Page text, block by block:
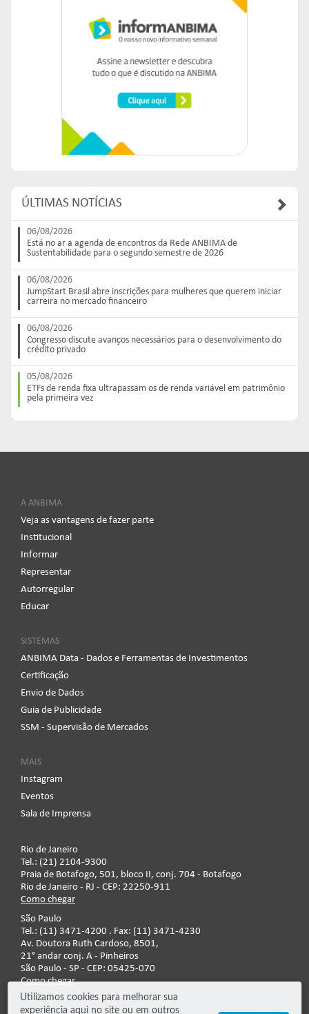
Utilizamos cookies para melhorar sua
experiência aqui no site ou em outros
ÚLTIMAS NOTÍCIAS
06/08/2026
Está no ar a agenda de encontros da Rede ANBIMA de
Sustentabilidade para o segundo semestre de 2026
06/08/2026
JumpStart Brasil abre inscrições para mulheres que querem iniciar
carreira no mercado financeiro
06/08/2026
Congresso discute avanços necessários para o desenvolvimento do
crédito privado
05/08/2026
ETFs de renda fixa ultrapassam os de renda variável em patrimônio
pela primeira vez
A ANBIMA
Veja as vantagens de fazer parte
Institucional
Informar
Representar
Autorregular
Educar
SISTEMAS
ANBIMA Data - Dados e Ferramentas de Investimentos
Certificação
Envio de Dados
Guia de Publicidade
SSM - Supervisão de Mercados
MAIS
Instagram
Eventos
Sala de Imprensa
Rio de Janeiro
Tel.: (21) 2104-9300
Praia de Botafogo, 501, bloco II, conj. 704 - Botafogo
Rio de Janeiro - RJ - CEP: 22250-911
Como chegar
São Paulo
Tel.: (11) 3471-4200 . Fax: (11) 3471-4230
Av. Doutora Ruth Cardoso, 8501,
21° andar conj. A - Pinheiros
São Paulo - SP - CEP: 05425-070
Como chegar
Fale conosco